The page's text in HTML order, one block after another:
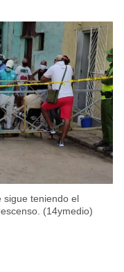
sigue teniendo el
(14ymedio)